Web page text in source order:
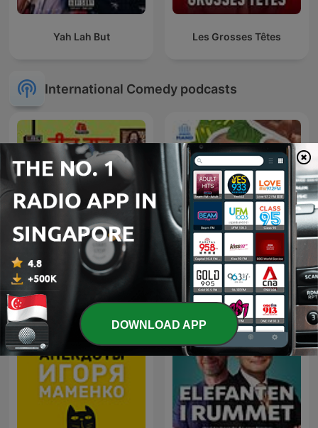
Yah Lah But Les Grosses Têtes
International Comedy podcasts
Teen Taal Wat een Week!
DOWNLOAD APP